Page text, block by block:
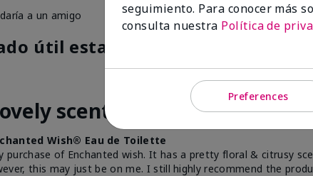
a un amigo
útil esta opinión?
scent
Wish® Eau de Toilette
purchase of Enchanted wish. It has a pretty floral & citrusy
this may just be on me. I still highly recommend the
seguimiento. Para conocer más
consulta nuestra Política de
Preferences